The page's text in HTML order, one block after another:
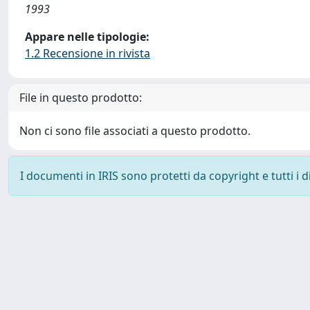
1993
Appare nelle tipologie:
1.2 Recensione in rivista
File in questo prodotto:
Non ci sono file associati a questo prodotto.
I documenti in IRIS sono protetti da copyright e tutti i